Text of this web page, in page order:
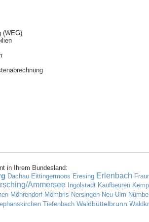
(WEG)
in Ihrem Bundesland:
Dachau Eittingermoos Eresing Erlenbach
Ammersee Ingolstadt Kaufbeuren
Möhrendorf Mömbris Nersingen Neu-Ulm
Tiefenbach Waldbüttelbrunn